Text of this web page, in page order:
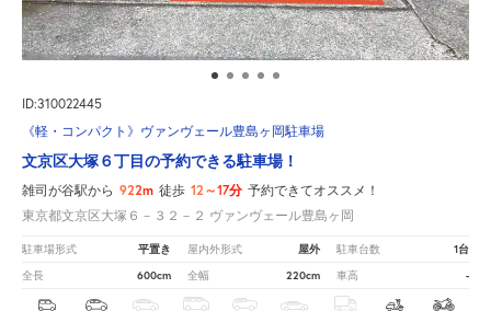
ID:310022445
《軽・コンパクト》ヴァンヴェール豊島ヶ岡駐車場
文京区大塚６丁目の予約できる駐車場！
雑司が谷駅から 922m 徒歩 12～17分 予約できてオススメ！
東京都文京区大塚６－３２－２ ヴァンヴェール豊島ヶ岡
駐車場形式 平置き 屋内外形式 屋外 駐車台数 1台
全長 600cm 全幅 220cm 車高 -